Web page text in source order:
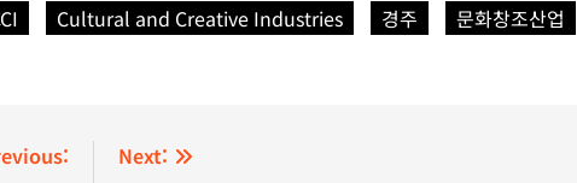
Cultural and Creative Industries 경주
문화창조산업
Next: